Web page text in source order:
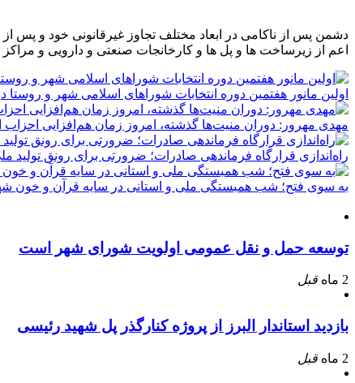
دشمن پس از ناکامی در ابعاد مختلف تجاوز غیرقانونی خود و پس
اعم از زیرساخت ها و پل ها و کارخانجات صنعتی و دارویی و
اولین مانور هفتمین دوره انتخابات شوراهای اسلامی شهر و روستا
مهدی مهرور: دوران منیت‌ها گذشته، امروز زمان هم‌افزایی
راه‌اندازی قرارگاه فرماندهی صادرات؛ ضرورتی برای رونق تولید
به سوی فتح؛ شب همبستگی ملی و استانی در سایه قرآن و خون
توسعه حمل و نقل عمومی اولویت شورای شهر است
2 ماه قبل
بازدید استاندار البرز از پروژه کنارگذر پل شهید رئیسی
2 ماه قبل